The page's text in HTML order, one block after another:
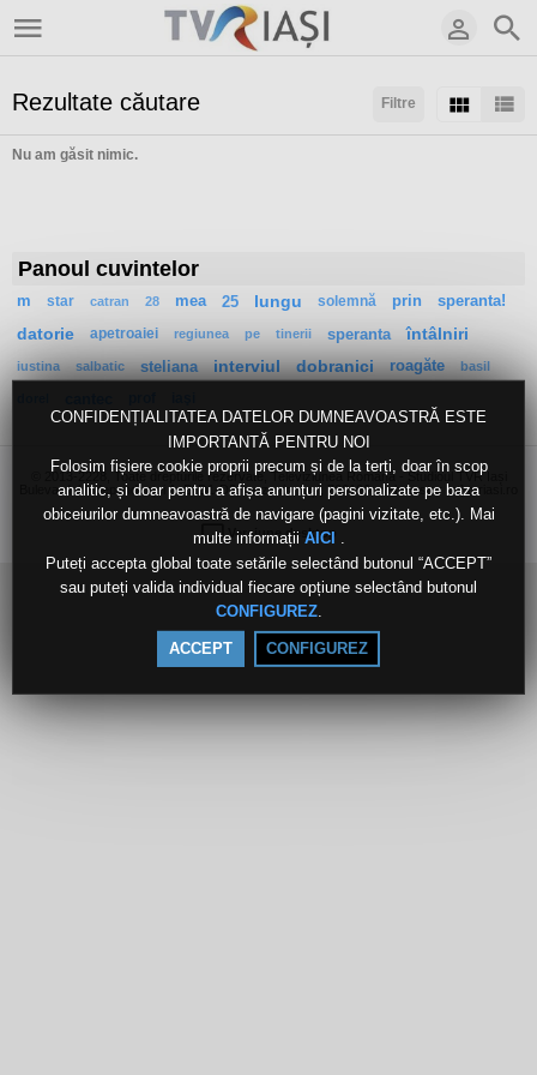
CONFIDENȚIALITATEA DATELOR DUMNEAVOASTRĂ ESTE
IMPORTANTĂ PENTRU NOI
Folosim fișiere cookie proprii precum și de la terți, doar în scop
analitic, și doar pentru a afișa anunțuri personalizate pe baza
obiceiurilor dumneavoastră de navigare (pagini vizitate, etc.). Mai
multe informații AICI .
Puteți accepta global toate setările selectând butonul “ACCEPT”
sau puteți valida individual fiecare opțiune selectând butonul
CONFIGUREZ.
ACCEPT CONFIGUREZ
Filtre
Rezultate căutare
Sortaţi după:
Nu am găsit nimic.
Panoul cuvintelor
m star catran 28 mea 25 lungu solemnă prin speranta!
datorie apetroaiei regiunea pe tinerii speranta întâlniri
iustina salbatic steliana interviul dobranici roagăte basil
© 2013-2228, Toate drepturile rezervate, Televiziunea Română - Studioul TVR Iași
Bulevardul Independenței 1, Bl.D1-D2, mezanin, Iași, 700106, webmaster [at] tvriasi.ro
Versiune desktop